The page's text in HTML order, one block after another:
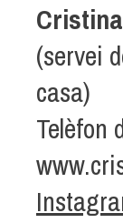
(servei
casa)
Telèfon